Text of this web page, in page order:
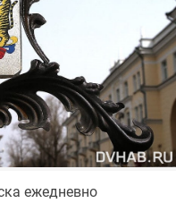
ежедневно